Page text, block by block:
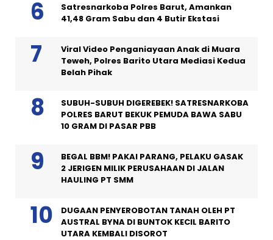
Satresnarkoba Polres Barut, Amankan
41,48 Gram Sabu dan 4 Butir Ekstasi
Viral Video Penganiayaan Anak di Muara
Teweh, Polres Barito Utara Mediasi Kedua
Belah Pihak
SUBUH-SUBUH DIGEREBEK! SATRESNARKOBA
POLRES BARUT BEKUK PEMUDA BAWA SABU
10 GRAM DI PASAR PBB
BEGAL BBM! PAKAI PARANG, PELAKU GASAK
2 JERIGEN MILIK PERUSAHAAN DI JALAN
HAULING PT SMM
DUGAAN PENYEROBOTAN TANAH OLEH PT
AUSTRAL BYNA DI BUNTOK KECIL BARITO
UTARA KEMBALI DISOROT